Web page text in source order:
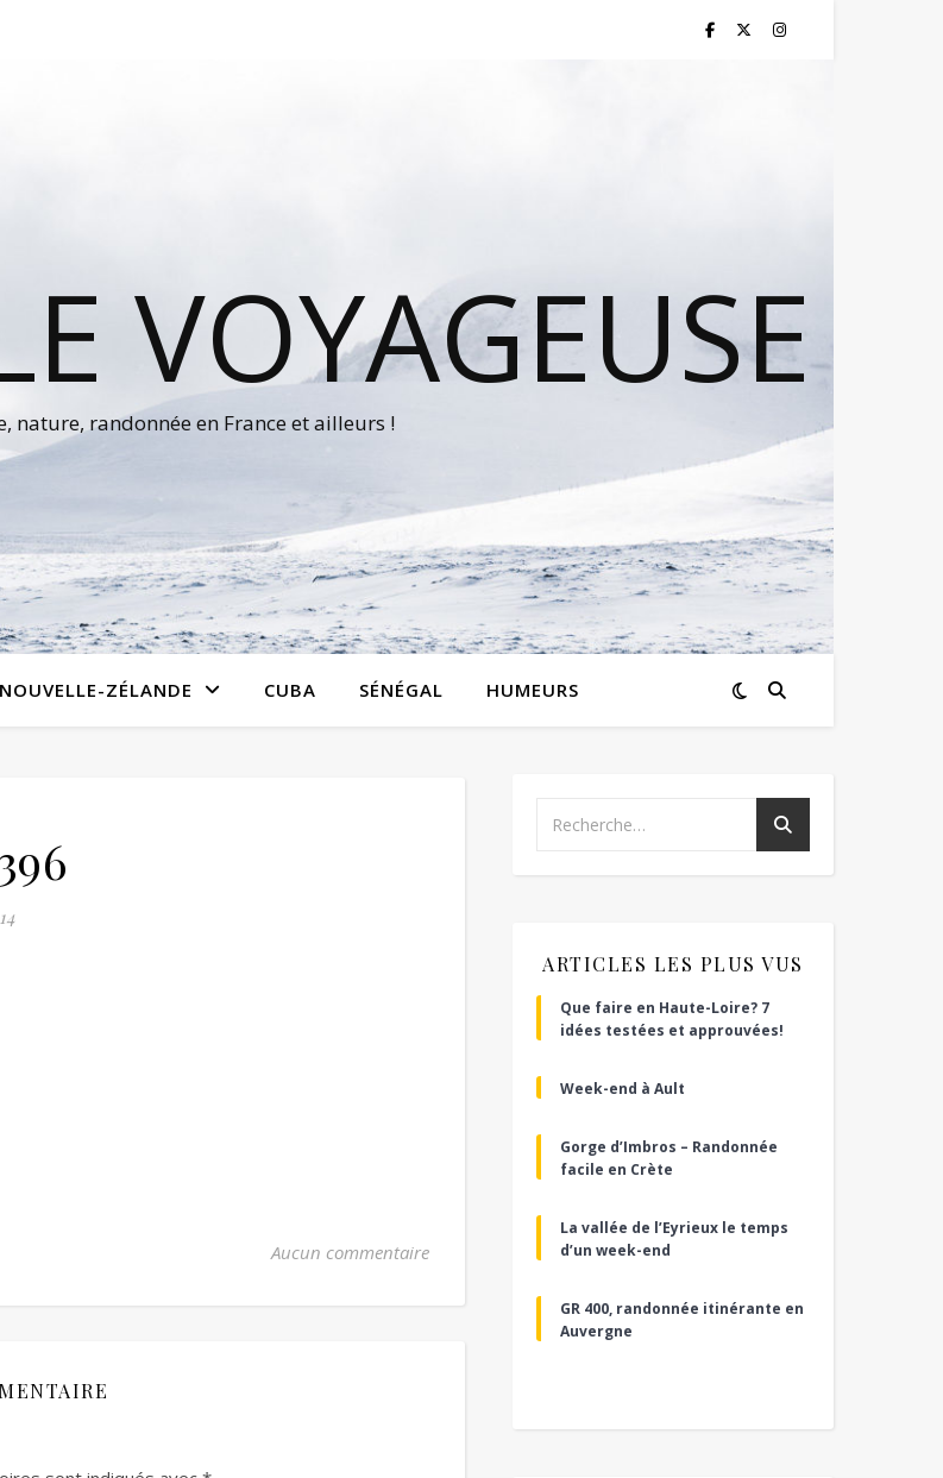
VOYAGEUSE
nature, randonnée en France et ailleurs !
NOUVELLE-ZÉLANDE CUBA SÉNÉGAL HUMEURS
Aucun commentaire
ARTICLES LES PLUS VUS
Que faire en Haute-Loire? 7
idées testées et approuvées!
Week-end à Ault
Gorge d’Imbros – Randonnée
facile en Crète
La vallée de l’Eyrieux le temps
d’un week-end
GR 400, randonnée itinérante en
Auvergne